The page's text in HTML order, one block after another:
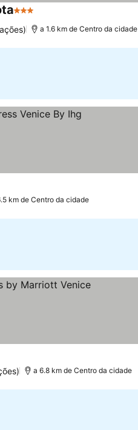
3 Estrelas
a 1.6 km de Centro da cidade
km de Centro da cidade
a 6.8 km de Centro da cidade